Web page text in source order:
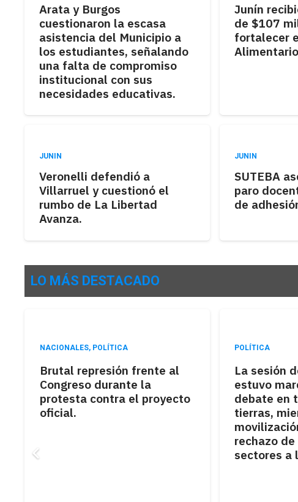
Arata y Burgos
cuestionaron la escasa
asistencia del Municipio a
los estudiantes, señalando
una falta de compromiso
institucional con sus
necesidades educativas.
Junín
de $107
fortalecer
JUNIN
Veronelli defendió a
Villarruel y cuestionó el
rumbo de La Libertad
Avanza.
JUNIN
SUTEBA
paro
de
LO MÁS DESTACADO
NACIONALES, POLÍTICA
Brutal represión frente al
Congreso durante la
protesta contra el proyecto
oficial.
POLÍTICA
La sesión
estuvo
debate en
tierras,
rechazo
sectores a